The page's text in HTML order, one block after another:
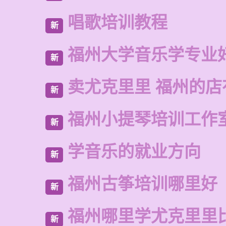
新 唱歌培训教程
新 福州大学音乐学专业
新 卖尤克里里 福州的
新 福州小提琴培训工作
新 学音乐的就业方向
新 福州古筝培训哪里好
新 福州哪里学尤克里里